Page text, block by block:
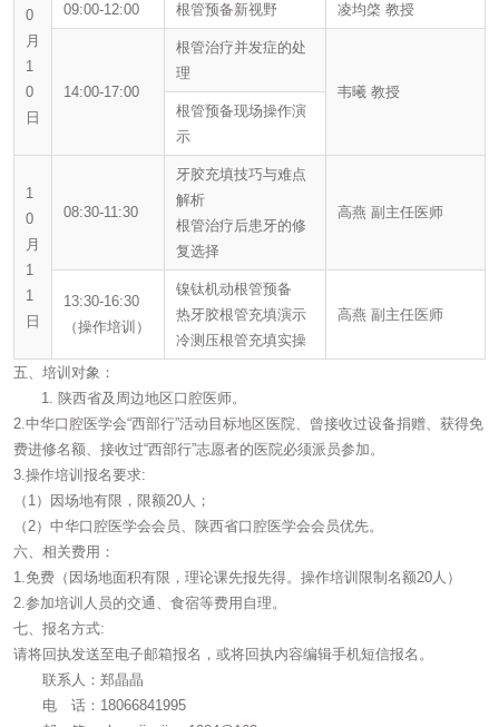
0
月
1
0
日
09:00-12:00 根管预备新视野 凌均棨 教授
14:00-17:00
根管治疗并发症的处
理
韦曦 教授
根管预备现场操作演
示
1
0
月
1
1
日
08:30-11:30
牙胶充填技巧与难点
解析
根管治疗后患牙的修
复选择
高燕 副主任医师
13:30-16:30
（操作培训）
镍钛机动根管预备
热牙胶根管充填演示
冷测压根管充填实操
高燕 副主任医师
五、培训对象：
陕西省及周边地区口腔医师。
2.中华口腔医学会“西部行”活动目标地区医院、曾接收过设备捐赠、获得免
费进修名额、接收过“西部行”志愿者的医院必须派员参加。
3.操作培训报名要求:
（1）因场地有限，限额20人；
（2）中华口腔医学会会员、陕西省口腔医学会会员优先。
六、相关费用：
1.免费（因场地面积有限，理论课先报先得。操作培训限制名额20人）
2.参加培训人员的交通、食宿等费用自理。
七、报名方式:
请将回执发送至电子邮箱报名，或将回执内容编辑手机短信报名。
联系人：郑晶晶
电 话：18066841995